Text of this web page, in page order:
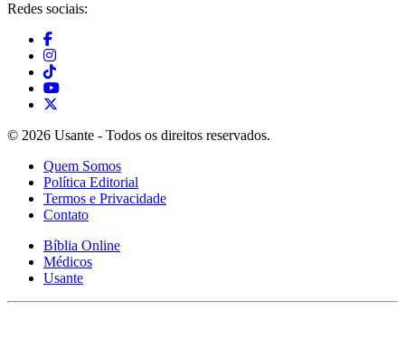
Redes sociais:
© 2026 Usante - Todos os direitos reservados.
Quem Somos
Política Editorial
Termos e Privacidade
Contato
Bíblia Online
Médicos
Usante